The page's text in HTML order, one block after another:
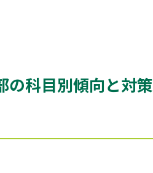
の科目別傾向と対策